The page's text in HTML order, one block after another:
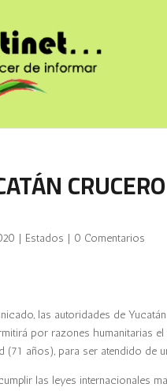
| Estados | 0 Comentarios
las autoridades de
por razones humanitarias
(71 años), para ser atendido de
las leyes internacionales